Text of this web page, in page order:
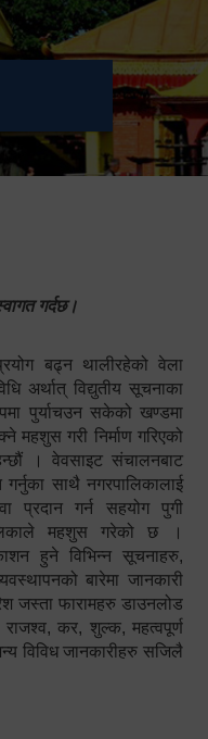
गर्दछ।
बढ्न थालीरहेको वेला
अर्थात् विद्युतीय सूचनाका
पुर्याचउन सकेको खण्डमा
महशुस गरी निर्माण गरिएको
। वेवसाइट संचालनबाट
साथै नगरपालिकालाई
प्रदान गर्न सहयोग पुगी
महशुस गरेको छ ।
हुने विभिन्न सूचनाहरु,
बारेमा जानकारी
जस्ता फारामहरु डाउनलोड
कर, शुल्क, महत्वपूर्ण
विविध जानकारीहरु सजिलै